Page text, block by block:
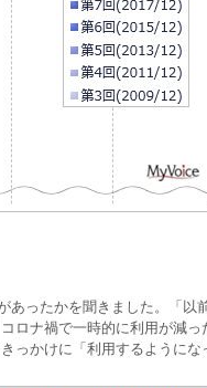
あったかを聞きました。「以
ロナ禍で一時的に利用が減っ
っかけに「利用するようにな